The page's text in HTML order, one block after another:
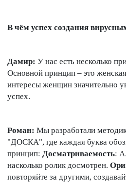
В чём успех создания
Дамир: У нас есть несколько
Основной принцип – это
интересы женщин значительно
успех.
Роман: Мы разработали
"ДОСКА", где каждая буква
принцип: Досматриваемость:
насколько ролик досмотрен.
повторяйте за другими,